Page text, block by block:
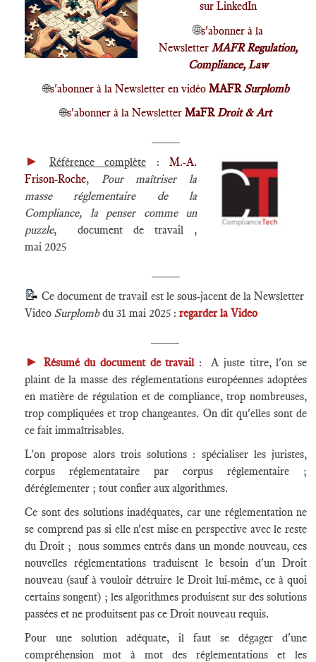
sur LinkedIn
🌐s'abonner à la
Newsletter MAFR Regulation,
Compliance, Law
🌐s'abonner à la Newsletter en vidéoMAFRSurplomb
🌐s'abonner à la Newsletter MaFRDroit & Art
► Référence complète : M.-A.
Frison-Roche,
Pour maîtriser la
masse réglementaire de la
Compliance, la penser comme un
puzzle, document de travail ,
mai 2025
📝 Ce document de travail est le sous-jacent de la Newsletter
Video Surplombdu 31 mai 2025 : regarder la Video
► Résumé du document de travail : A juste titre, l'on se
plaint de la masse des réglementations européennes adoptées
en matière de régulation et de compliance, trop nombreuses,
trop compliquées et trop changeantes. On dit qu'elles sont de
ce fait immaîtrisables.
L'on propose alors trois solutions : spécialiser les juristes,
corpus réglementataire par corpus réglementaire ;
déréglementer ; tout confier aux algorithmes.
Ce sont des solutions inadéquates, car une réglementation ne
se comprend pas si elle n'est mise en perspective avec le reste
du Droit ; nous sommes entrés dans un monde nouveau, ces
nouvelles réglementations traduisent le besoin d'un Droit
nouveau (sauf à vouloir détruire le Droit lui-même, ce à quoi
certains songent) ; les algorithmes produisent sur des solutions
passées et ne produitsent pas ce Droit nouveau requis.
Pour une solution adéquate, il faut se dégager d'une
compréhension mot à mot des réglementations et les